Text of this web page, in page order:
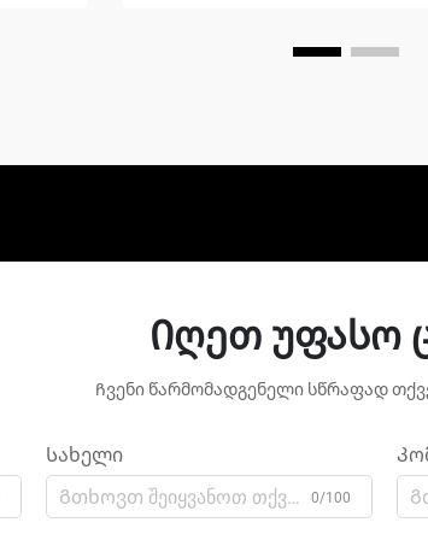
Იღეთ უფასო
Ჩვენი წარმომადგენელი სწრაფად
Სახელი
0/100